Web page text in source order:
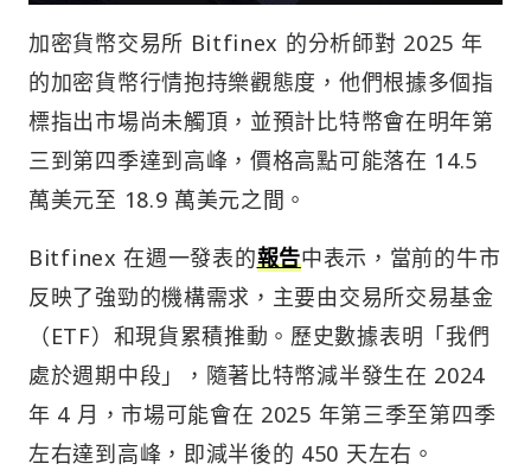
加密貨幣交易所 Bitfinex 的分析師對 2025 年
的加密貨幣行情抱持樂觀態度，他們根據多個指
標指出市場尚未觸頂，並預計比特幣會在明年第
三到第四季達到高峰，價格高點可能落在 14.5
萬美元至 18.9 萬美元之間。
Bitfinex 在週一發表的報告中表示，當前的牛市
反映了強勁的機構需求，主要由交易所交易基金
（ETF）和現貨累積推動。歷史數據表明「我們
處於週期中段」，隨著比特幣減半發生在 2024
年 4 月，市場可能會在 2025 年第三季至第四季
左右達到高峰，即減半後的 450 天左右。